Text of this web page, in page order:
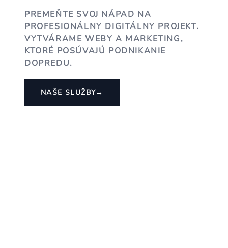
PREMEŇTE SVOJ NÁPAD NA
PROFESIONÁLNY DIGITÁLNY PROJEKT.
VYTVÁRAME WEBY A MARKETING,
KTORÉ POSÚVAJÚ PODNIKANIE
DOPREDU.
NAŠE SLUŽBY→